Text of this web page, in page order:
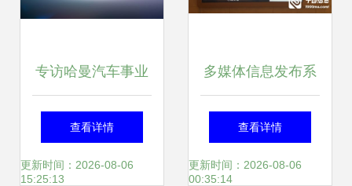
专访哈曼汽车事业
部亚太区高级副总
裁刘玉湛 赢在中
查看详情
更新时间：2026-08-06
15:25:13
多媒体信息发布系
统软件的功能特点
查看详情
更新时间：2026-08-06
00:35:14